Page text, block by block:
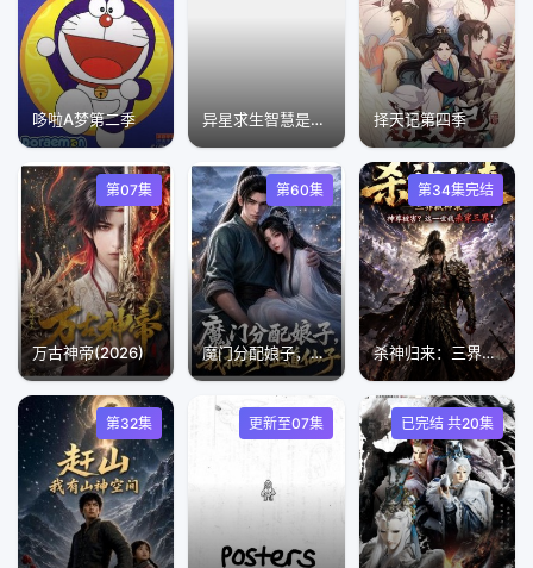
哆啦A梦第二季 异星求生智慧是原罪 择天记第四季
第07集
万古神帝(2026)​
第60集
魔门分配娘子，我抽到了正道仙子
第34集完结
杀神归来：三界弑神录
第32集 更新至07集 已完结 共20集